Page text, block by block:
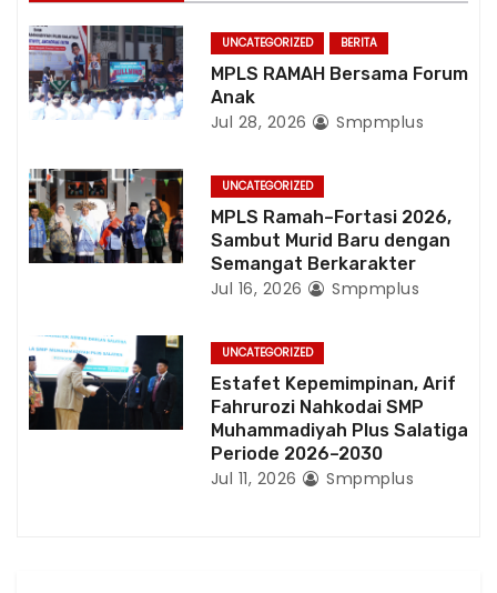
i
o
n
UNCATEGORIZED BERITA
MPLS RAMAH Bersama Forum
Anak
Jul 28, 2026 Smpmplus
UNCATEGORIZED
MPLS Ramah–Fortasi 2026,
Sambut Murid Baru dengan
Semangat Berkarakter
Jul 16, 2026 Smpmplus
UNCATEGORIZED
Estafet Kepemimpinan, Arif
Fahrurozi Nahkodai SMP
Muhammadiyah Plus Salatiga
Periode 2026–2030
Jul 11, 2026 Smpmplus